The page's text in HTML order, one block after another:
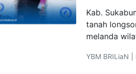
Kab.
tanah
melanda
YBM BRILiaN